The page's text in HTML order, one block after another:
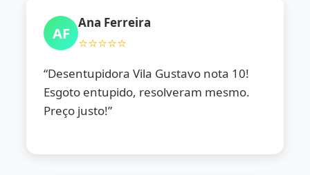
AF
Ana Ferreira
⭐⭐⭐⭐⭐
“Desentupidora Vila Gustavo nota 10!
Esgoto entupido, resolveram mesmo.
Preço justo!”